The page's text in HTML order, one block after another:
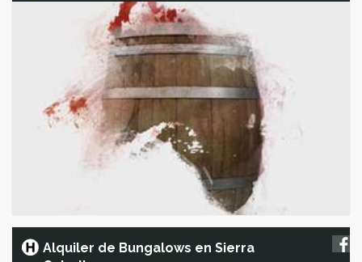
Alquiler de Bungalows en Sierra